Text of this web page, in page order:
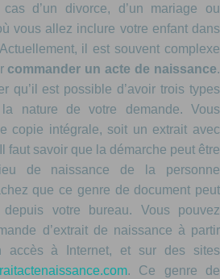
d’un divorce, d’un mariage ou
vous allez inclure votre enfant dans
il est souvent complexe
commander un acte de naissance.
qu’il est possible d’avoir trois types
nature de votre demande. Vous
copie intégrale, soit un extrait avec
faut savoir que la démarche peut être
de naissance de la personne
que ce genre de document peut
votre bureau. Vous pouvez
d’extrait de naissance à partir
accès à Internet, et sur des sites
. Ce genre de